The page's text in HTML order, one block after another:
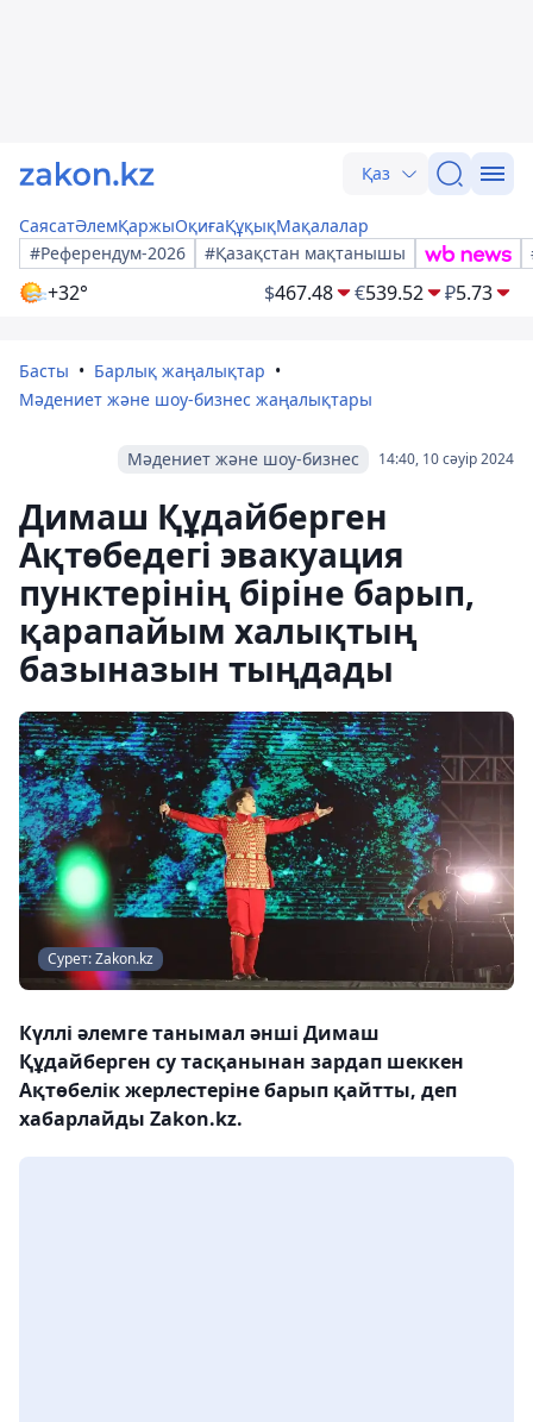
Қаз
СаясатӘлемҚаржыОқиғаҚұқықМақалалар
#Референдум-2026
#Қазақстан мақтанышы
+32° $467.48 €539.52 ₽5.73
Басты
Барлық жаңалықтар
Мәдениет және шоу-бизнес жаңалықтары
14:40, 10 сәуір 2024
Мәдениет және шоу-бизнес
Димаш Құдайберген
Ақтөбедегі эвакуация
пунктерінің біріне барып,
қарапайым халықтың
базыназын тыңдады
Сурет: Zakon.kz
Күллі әлемге танымал әнші Димаш
Құдайберген су тасқанынан зардап шеккен
Ақтөбелік жерлестеріне барып қайтты, деп
хабарлайды Zakon.kz.